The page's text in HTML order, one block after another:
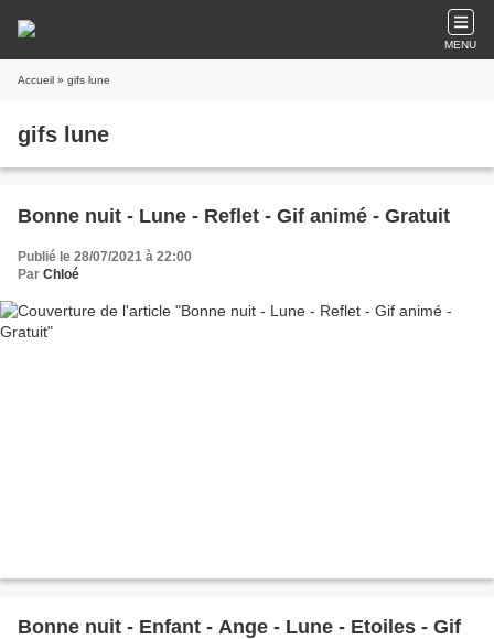
MENU
Accueil » gifs lune
gifs lune
Bonne nuit - Lune - Reflet - Gif animé - Gratuit
Publié le 28/07/2021 à 22:00
Par Chloé
Bonne nuit - Enfant - Ange - Lune - Etoiles - Gif